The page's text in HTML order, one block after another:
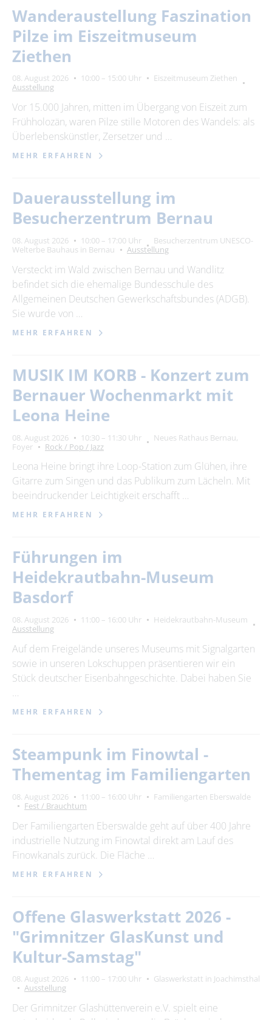
Wanderaustellung Faszination
Pilze im Eiszeitmuseum
Ziethen
08. August 2026 10:00 – 15:00 Uhr
Eiszeitmuseum Ziethen
Ausstellung
Vor 15.000 Jahren, mitten im Übergang von Eiszeit zum
Frühholozän, waren Pilze stille Motoren des Wandels: als
Überlebenskünstler, Zersetzer und …
MEHR ERFAHREN
Dauerausstellung im
Besucherzentrum Bernau
08. August 2026 10:00 – 17:00 Uhr
Besucherzentrum UNESCO-
Welterbe Bauhaus in Bernau
Ausstellung
Versteckt im Wald zwischen Bernau und Wandlitz
befindet sich die ehemalige Bundesschule des
Allgemeinen Deutschen Gewerkschaftsbundes (ADGB).
Sie wurde von …
MEHR ERFAHREN
MUSIK IM KORB - Konzert zum
Bernauer Wochenmarkt mit
Leona Heine
08. August 2026 10:30 – 11:30 Uhr
Neues Rathaus Bernau,
Foyer
Rock / Pop / Jazz
Leona Heine bringt ihre Loop-Station zum Glühen, ihre
Gitarre zum Singen und das Publikum zum Lächeln. Mit
beeindruckender Leichtigkeit erschafft …
MEHR ERFAHREN
Führungen im
Heidekrautbahn-Museum
Basdorf
08. August 2026 11:00 – 16:00 Uhr
Heidekrautbahn-Museum
Ausstellung
Auf dem Freigelände unseres Museums mit Signalgarten
sowie in unseren Lokschuppen präsentieren wir ein
Stück deutscher Eisenbahngeschichte. Dabei haben Sie
…
MEHR ERFAHREN
Steampunk im Finowtal -
Thementag im Familiengarten
08. August 2026 11:00 – 16:00 Uhr
Familiengarten Eberswalde
Fest / Brauchtum
Der Familiengarten Eberswalde geht auf über 400 Jahre
industrielle Nutzung im Finowtal direkt am Lauf des
Finowkanals zurück. Die Fläche …
MEHR ERFAHREN
Offene Glaswerkstatt 2026 -
"Grimnitzer GlasKunst und
Kultur-Samstag"
08. August 2026 11:00 – 17:00 Uhr
Glaswerkstatt in Joachimsthal
Ausstellung
Der Grimnitzer Glashüttenverein e.V. spielt eine